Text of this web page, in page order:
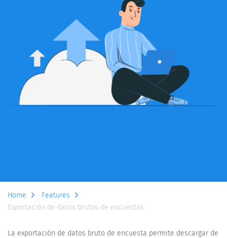
Home
Features
Exportación de datos brutos de encuestas
La exportación de datos bruto de encuesta permite descargar de